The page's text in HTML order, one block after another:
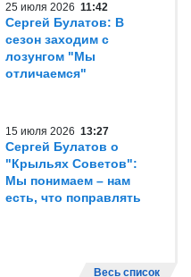
25 июля 2026 11:42
Сергей Булатов: В
сезон заходим с
лозунгом "Мы
отличаемся"
15 июля 2026 13:27
Сергей Булатов о
"Крыльях Советов":
Мы понимаем – нам
есть, что поправлять
Весь список